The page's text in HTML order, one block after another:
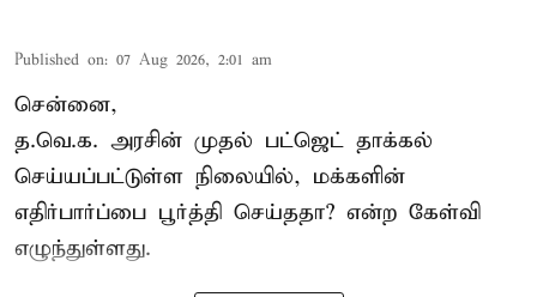
Published on: 07 Aug 2026, 2:01 am
சென்னை,
த.வெ.க. அரசின் முதல் பட்ஜெட் தாக்கல்
செய்யப்பட்டுள்ள நிலையில், மக்களின்
எதிர்பார்ப்பை பூர்த்தி செய்ததா? என்ற கேள்வி
எழுந்துள்ளது.